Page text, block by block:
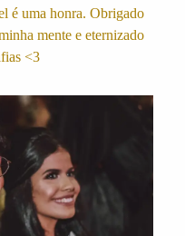
é uma honra. Obrigado
mente e eternizado
<3